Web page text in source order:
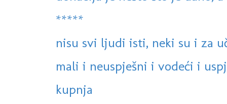
*****
nisu svi ljudi isti, neki su i za
mali i neuspješni i vodeći i
kupnja